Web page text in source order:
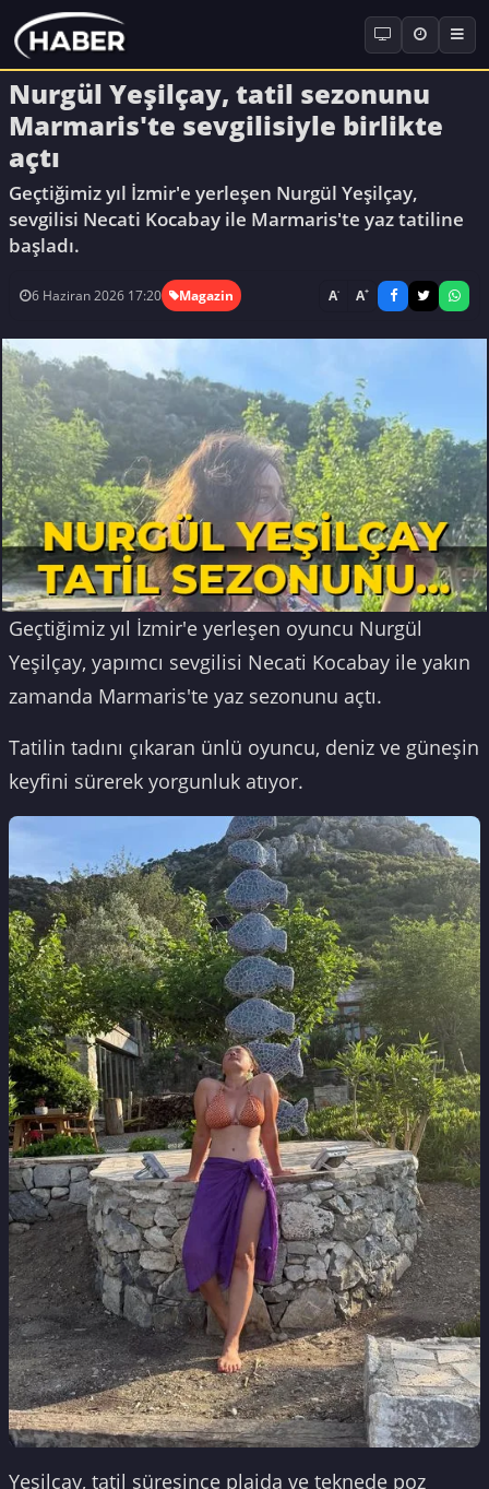
Nurgül Yeşilçay, tatil sezonunu
Marmaris'te sevgilisiyle birlikte
açtı
Geçtiğimiz yıl İzmir'e yerleşen Nurgül Yeşilçay,
sevgilisi Necati Kocabay ile Marmaris'te yaz tatiline
başladı.
6 Haziran 2026 17:20 Magazin A- A+
Geçtiğimiz yıl İzmir'e yerleşen oyuncu Nurgül
Yeşilçay, yapımcı sevgilisi Necati Kocabay ile yakın
zamanda Marmaris'te yaz sezonunu açtı.
Tatilin tadını çıkaran ünlü oyuncu, deniz ve güneşin
keyfini sürerek yorgunluk atıyor.
Yeşilçay, tatil süresince plajda ve teknede poz